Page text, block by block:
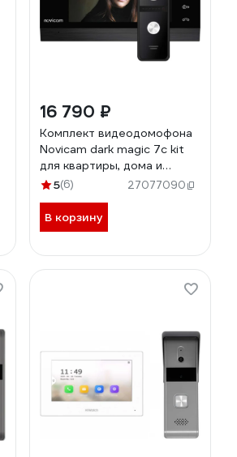
16 790 ₽
Комплект видеодомофона
Novicam dark magic 7c kit
для квартиры, дома и
офиса 4222
5(6) 27077090
В корзину